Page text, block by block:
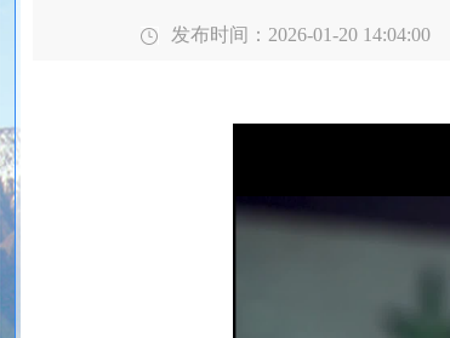
发布时间：2026-01-20 14:04:00